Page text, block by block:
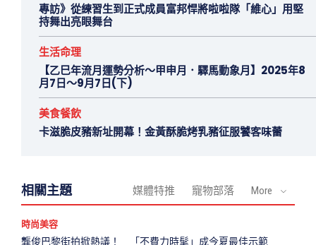
專訪》從練習生到正式成員富邦悍將啦啦隊「維心」用堅
持舞出亮眼舞台
生活命理
【乙巳年流月運勢分析～甲申月．驛馬動象月】2025年8
月7日～9月7日(下)
美食餐飲
卡滋脆皮豬新址開幕！金黃酥脆烤乳豬征服饕客味蕾
相關主題 媒體特推 寵物部落 More
時尚美容
龔俊巴黎街拍掀熱議！ 「不費力時髦」成今夏最佳示範